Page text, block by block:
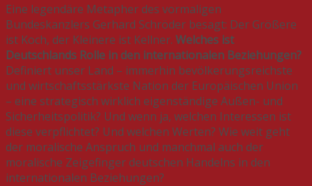
Eine legendäre Metapher des vormaligen
Bundeskanzlers Gerhard Schröder besagt: Der Größere
ist Koch, der Kleinere ist Kellner. Welches ist
Deutschlands Rolle in den internationalen Beziehungen?
Definiert unser Land – immerhin bevölkerungsreichste
und wirtschaftsstärkste Nation der Europäischen Union
– eine strategisch wirklich eigenständige Außen- und
Sicherheitspolitik? Und wenn ja, welchen Interessen ist
diese verpflichtet? Und welchen Werten? Wie weit geht
der moralische Anspruch und manchmal auch der
moralische Zeigefinger deutschen Handelns in den
internationalen Beziehungen?